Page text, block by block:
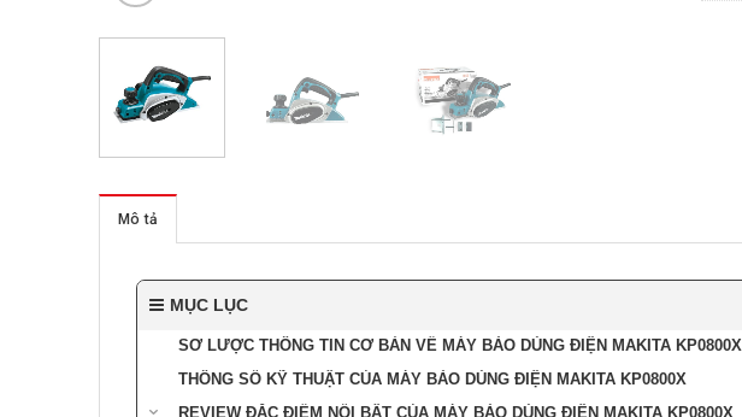
Mô tả
MỤC LỤC
SƠ LƯỢC THÔNG TIN CƠ BẢN VỀ MÁY BÀO DÙNG ĐIỆN MAKITA KP0800X
THÔNG SỐ KỸ THUẬT CỦA MÁY BÀO DÙNG ĐIỆN MAKITA KP0800X
REVIEW ĐẶC ĐIỂM NỔI BẬT CỦA MÁY BÀO DÙNG ĐIỆN MAKITA KP0800X